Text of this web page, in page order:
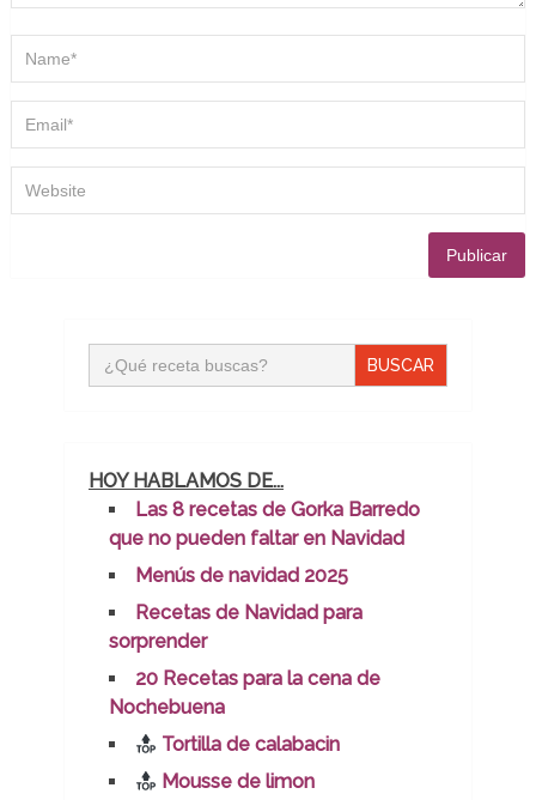
Buscar:
HOY HABLAMOS DE...
Las 8 recetas de Gorka Barredo
que no pueden faltar en Navidad
Menús de navidad 2025
Recetas de Navidad para
sorprender
20 Recetas para la cena de
Nochebuena
Tortilla de calabacin
Mousse de limon